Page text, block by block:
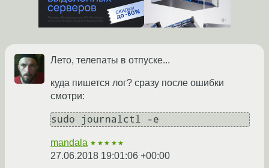
Лето, телепаты в отпуске...
куда пишется лог? сразу после ошибки
смотри:
mandala ★★★★★
27.06.2018 19:01:06 +00:00